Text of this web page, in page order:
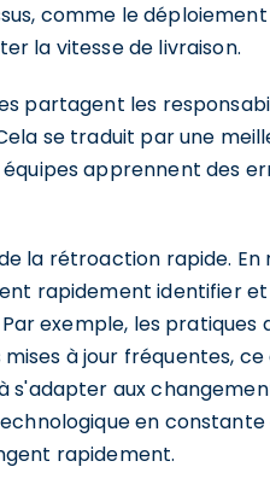
comme le
la vitesse de livraison.
partagent les
se traduit par une
apprennent des
la rétroaction rapide.
rapidement identifier
exemple, les pratiques
à jour fréquentes, ce
s'adapter aux
en constante
rapidement.